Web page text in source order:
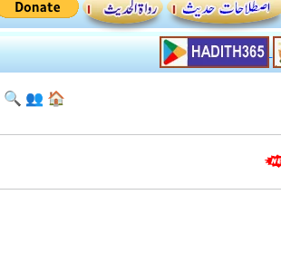
🏠
👥
🔍